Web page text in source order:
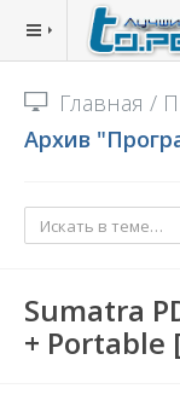
Главная /
Архив
Sumatra
+